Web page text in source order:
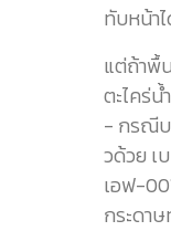
ทับหน้า
แต่ถ้าพื้
ตะไคร่
- กรณีบ
วด้วย เ
เอฟ-
กระดา